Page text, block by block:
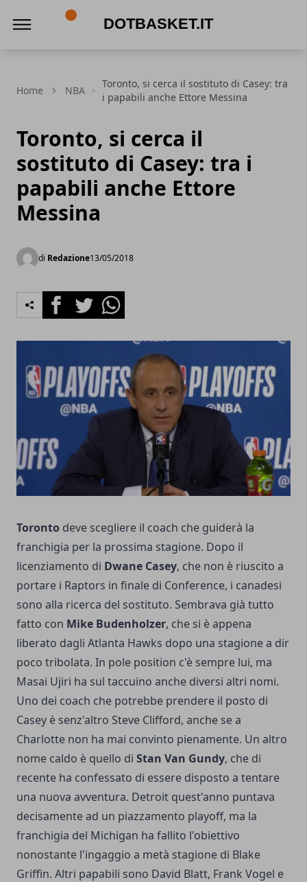
Home NBA
Toronto, si cerca il sostituto di Casey: tra
i papabili anche Ettore Messina
Toronto, si cerca il
sostituto di Casey: tra i
papabili anche Ettore
Messina
di Redazione13/05/2018
FacebookTwitterWhatsapp
Toronto deve scegliere il coach che guiderà la
franchigia per la prossima stagione. Dopo il
licenziamento di Dwane Casey, che non è riuscito a
portare i Raptors in finale di Conference, i canadesi
sono alla ricerca del sostituto. Sembrava già tutto
fatto con Mike Budenholzer, che si è appena
liberato dagli Atlanta Hawks dopo una stagione a dir
poco tribolata. In pole position c'è sempre lui, ma
Masai Ujiri ha sul taccuino anche diversi altri nomi.
Uno dei coach che potrebbe prendere il posto di
Casey è senz'altro Steve Clifford, anche se a
Charlotte non ha mai convinto pienamente. Un altro
nome caldo è quello di Stan Van Gundy, che di
recente ha confessato di essere disposto a tentare
una nuova avventura. Detroit quest'anno puntava
decisamente ad un piazzamento playoff, ma la
franchigia del Michigan ha fallito l'obiettivo
nonostante l'ingaggio a metà stagione di Blake
Griffin. Altri papabili sono David Blatt, Frank Vogel e